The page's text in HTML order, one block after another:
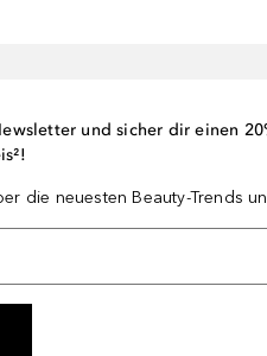
und sicher dir einen
die neuesten Beauty-Trends